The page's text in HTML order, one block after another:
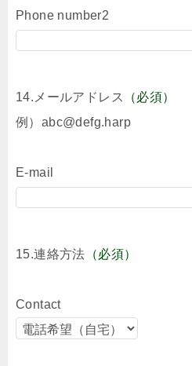
Phone number2
14.メールアドレス
（必須）
例）abc@defg.harp
E-mail
15.連絡方法 （必須）
Contact